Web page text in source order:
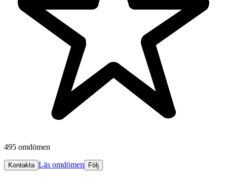
495 omdömen
Kontakta Läs omdömen Följ